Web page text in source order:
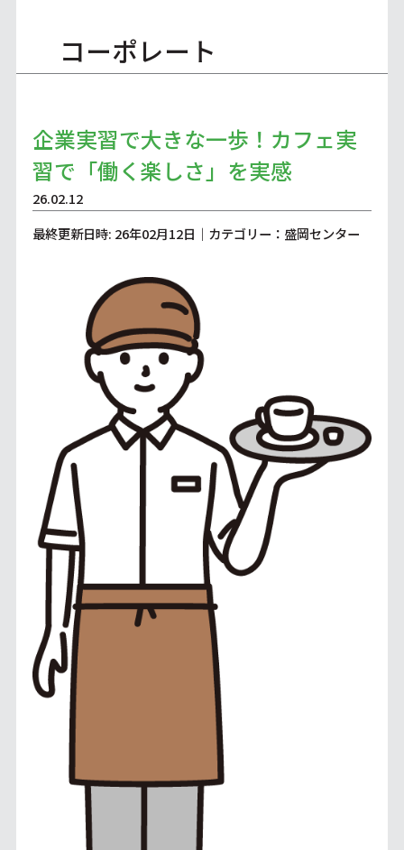
コーポレート
企業実習で大きな一歩！カフェ実
習で「働く楽しさ」を実感
26.02.12
最終更新日時: 26年02月12日｜カテゴリー：盛岡センター